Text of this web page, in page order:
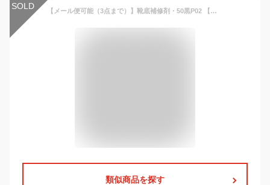
SOLD 【メール便可能（3点まで）】靴底補修剤・50黒P02 【アイメディア シューケア】
類似商品を探す